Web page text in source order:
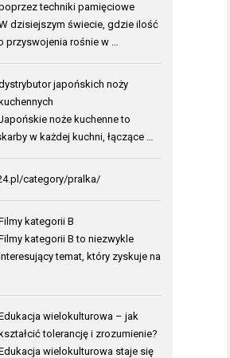
techniki pamięciowe
dzisiejszym świecie, gdzie ilość
przyswojenia rośnie w …
japońskich noży
kuchennych
noże kuchenne to
w każdej kuchni, łączące …
category/pralka/
kategorii B
kategorii B to niezwykle
temat, który zyskuje na
wielokulturowa – jak
kształcić tolerancję i zrozumienie?
wielokulturowa staje się